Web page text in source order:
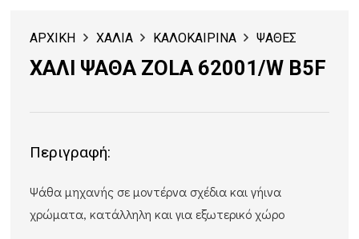
ΑΡΧΙΚΗ ΧΑΛΙΑ ΚΑΛΟΚΑΙΡΙΝΑ ΨΑΘΕΣ
ΧΑΛΙ ΨΑΘΑ ZOLA 62001/W B5F
Περιγραφή:
Ψάθα μηχανής σε μοντέρνα σχέδια και γήινα
χρώματα, κατάλληλη και για εξωτερικό χώρο